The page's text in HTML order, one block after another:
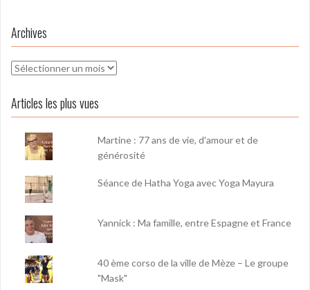
Archives
Archives
Articles les plus vues
Martine : 77 ans de vie, d'amour et de
générosité
Séance de Hatha Yoga avec Yoga Mayura
Yannick : Ma famille, entre Espagne et France
40 ème corso de la ville de Mèze – Le groupe
"Mask"